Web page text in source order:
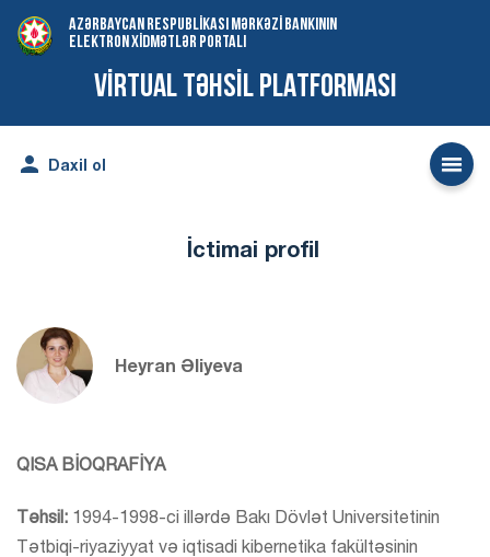
AZƏRBAYCAN RESPUBLİKASI MƏRKƏZİ BANKININ
ELEKTRON XİDMƏTLƏR PORTALI
VİRTUAL TƏHSİL PLATFORMASI
 Daxil ol 
İctimai profil
Heyran Əliyeva
QISA BİOQRAFİYA
Təhsil: 1994-1998-ci illərdə Bakı Dövlət Universitetinin
Tətbiqi-riyaziyyat və iqtisadi kibernetika fakültəsinin